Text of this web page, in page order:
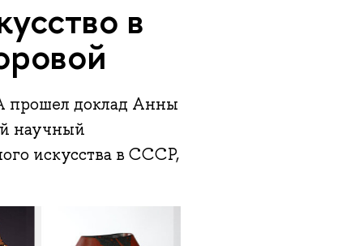
в
прошел доклад Анны
научный
искусства в СССР,